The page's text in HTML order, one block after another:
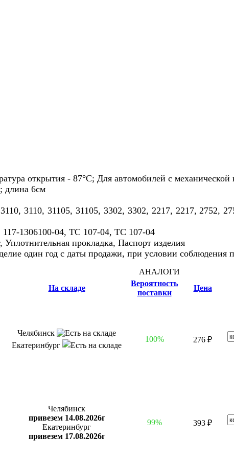
открытия - 87°С; Для автомобилей с
длина 6см
3110, 31105, 31105, 3302, 3302, 2217, 2217, 2752,
117-1306100-04, TC 107-04, ТС 107-04
прокладка, Паспорт изделия
один год с даты продажи, при условии соблюдения
АНАЛОГИ
На складе
Вероятность
поставки
Цена
Челябинск
Екатеринбург
100% 276 ₽
Челябинск
привезем 14.08.2026г
Екатеринбург
привезем 17.08.2026г
99% 393 ₽